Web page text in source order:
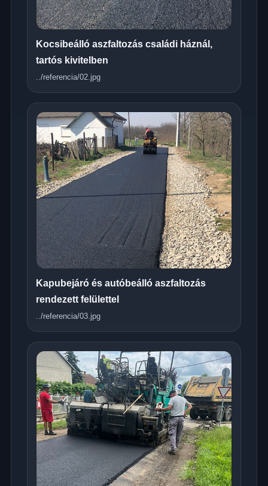
Kocsibeálló aszfaltozás családi háznál,
tartós kivitelben
../referencia/02.jpg
Kapubejáró és autóbeálló aszfaltozás
rendezett felülettel
../referencia/03.jpg